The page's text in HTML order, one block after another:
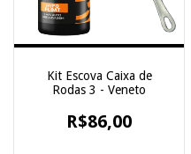
Kit Escova Caixa de
Rodas 3 - Veneto
R$86,00